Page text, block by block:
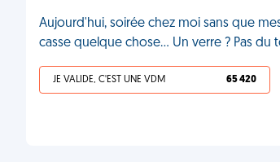
Aujourd'hui, soirée chez moi sans que
casse quelque chose... Un verre ? Pas du
JE VALIDE, C'EST UNE VDM 65 420